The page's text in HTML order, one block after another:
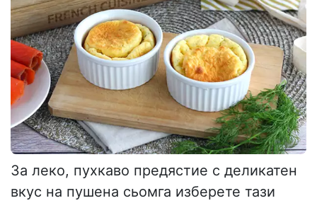
За леко, пухкаво предястие с деликатен
вкус на пушена сьомга изберете тази